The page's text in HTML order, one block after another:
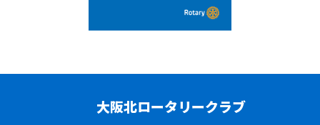
大阪北ロータリークラブ